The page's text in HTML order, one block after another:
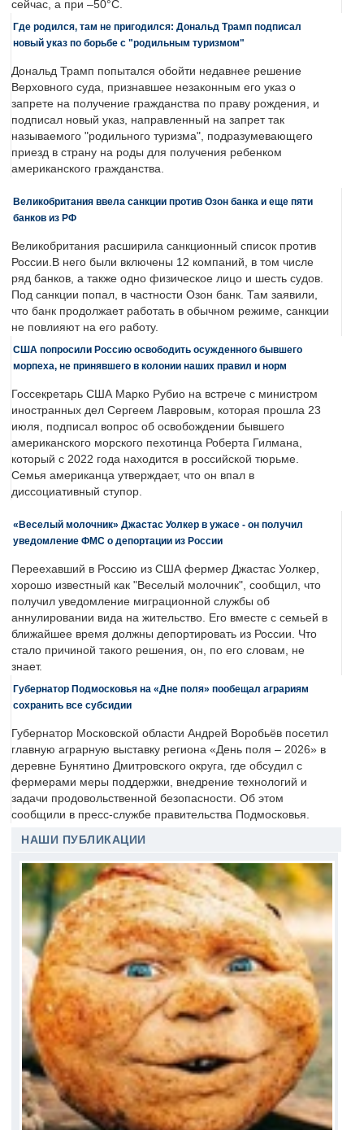
сейчас, а при –50°C.
Где родился, там не пригодился: Дональд Трамп подписал
новый указ по борьбе с "родильным туризмом"
Дональд Трамп попытался обойти недавнее решение
Верховного суда, признавшее незаконным его указ о
запрете на получение гражданства по праву рождения, и
подписал новый указ, направленный на запрет так
называемого "родильного туризма", подразумевающего
приезд в страну на роды для получения ребенком
американского гражданства.
Великобритания ввела санкции против Озон банка и еще пяти
банков из РФ
Великобритания расширила санкционный список против
России.В него были включены 12 компаний, в том числе
ряд банков, а также одно физическое лицо и шесть судов.
Под санкции попал, в частности Озон банк. Там заявили,
что банк продолжает работать в обычном режиме, санкции
не повлияют на его работу.
США попросили Россию освободить осужденного бывшего
морпеха, не принявшего в колонии наших правил и норм
Госсекретарь США Марко Рубио на встрече с министром
иностранных дел Сергеем Лавровым, которая прошла 23
июля, подписал вопрос об освобождении бывшего
американского морского пехотинца Роберта Гилмана,
который с 2022 года находится в российской тюрьме.
Семья американца утверждает, что он впал в
диссоциативный ступор.
«Веселый молочник» Джастас Уолкер в ужасе - он получил
уведомление ФМС о депортации из России
Переехавший в Россию из США фермер Джастас Уолкер,
хорошо известный как "Веселый молочник", сообщил, что
получил уведомление миграционной службы об
аннулировании вида на жительство. Его вместе с семьей в
ближайшее время должны депортировать из России. Что
стало причиной такого решения, он, по его словам, не
знает.
Губернатор Подмосковья на «Дне поля» пообещал аграриям
сохранить все субсидии
Губернатор Московской области Андрей Воробьёв посетил
главную аграрную выставку региона «День поля – 2026» в
деревне Бунятино Дмитровского округа, где обсудил с
фермерами меры поддержки, внедрение технологий и
задачи продовольственной безопасности. Об этом
сообщили в пресс-службе правительства Подмосковья.
НАШИ ПУБЛИКАЦИИ